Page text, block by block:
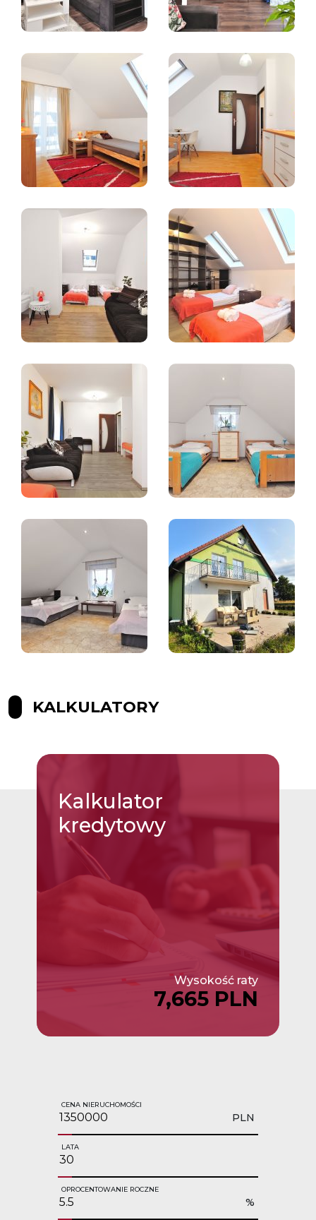
KALKULATORY
Kalkulator
kredytowy
Wysokość raty
7,665 PLN
CENA NIERUCHOMOŚCI
PLN
LATA
OPROCENTOWANIE ROCZNE
%